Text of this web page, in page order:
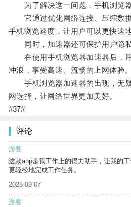
为了解决这一问题，手机浏览器
它通过优化网络连接、压缩数
手机浏览速度，让用户可以更快速
同时，加速器还可保护用户隐私
在使用手机浏览器加速器后，
冲浪，享受高速、流畅的上网体验。
手机浏览器加速器的出现，无疑
网选择，让网络世界更加美好。
#37#
评论
游客
这款app是我工作上的得力助手，让我的
更轻松地完成工作任务。
2025-09-07
游客